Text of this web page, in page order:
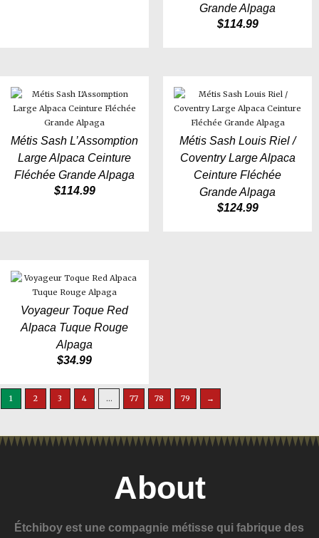
Grande Alpaga
$114.99
Métis Sash L’Assomption
Large Alpaca Ceinture
Fléchée Grande Alpaga
$114.99
Métis Sash Louis Riel /
Coventry Large Alpaca
Ceinture Fléchée
Grande Alpaga
$124.99
Voyageur Toque Red
Alpaca Tuque Rouge
Alpaga
$34.99
1 2 3 4 … 77 78 79 →
About
Étchiboy est une compagnie métisse qui fabrique des